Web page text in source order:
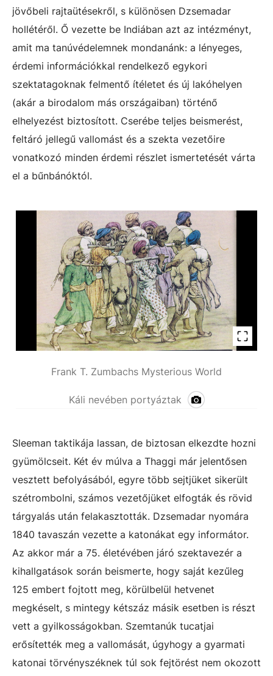
jövőbeli rajtaütésekről, s különösen Dzsemadar
hollétéről. Ő vezette be Indiában azt az intézményt,
amit ma tanúvédelemnek mondanánk: a lényeges,
érdemi információkkal rendelkező egykori
szektatagoknak felmentő ítéletet és új lakóhelyen
(akár a birodalom más országaiban) történő
elhelyezést biztosított. Cserébe teljes beismerést,
feltáró jellegű vallomást és a szekta vezetőire
vonatkozó minden érdemi részlet ismertetését várta
el a bűnbánóktól.
Frank T. Zumbachs Mysterious World
Káli nevében portyáztak
Sleeman taktikája lassan, de biztosan elkezdte hozni
gyümölcseit. Két év múlva a Thaggi már jelentősen
vesztett befolyásából, egyre több sejtjüket sikerült
szétrombolni, számos vezetőjüket elfogták és rövid
tárgyalás után felakasztották. Dzsemadar nyomára
1840 tavaszán vezette a katonákat egy informátor.
Az akkor már a 75. életévében járó szektavezér a
kihallgatások során beismerte, hogy saját kezűleg
125 embert fojtott meg, körülbelül hetvenet
megkéselt, s mintegy kétszáz másik esetben is részt
vett a gyilkosságokban. Szemtanúk tucatjai
erősítették meg a vallomását, úgyhogy a gyarmati
katonai törvényszéknek túl sok fejtörést nem okozott